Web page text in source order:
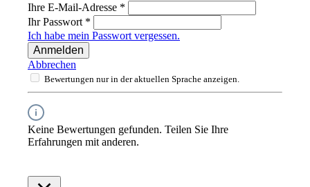
Ihre E-Mail-Adresse *
Ihr Passwort *
Ich habe mein Passwort vergessen.
Anmelden
Abbrechen
Bewertungen nur in der aktuellen Sprache anzeigen.
Keine Bewertungen gefunden. Teilen Sie Ihre
Erfahrungen mit anderen.